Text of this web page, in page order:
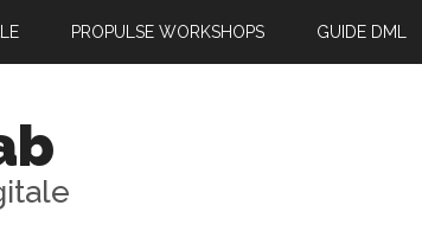
PROPULSE WORKSHOPS GUIDE DML